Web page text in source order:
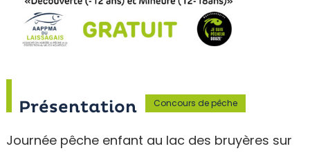
Présentation Concours de pêche
Journée pêche enfant au lac des bruyères sur